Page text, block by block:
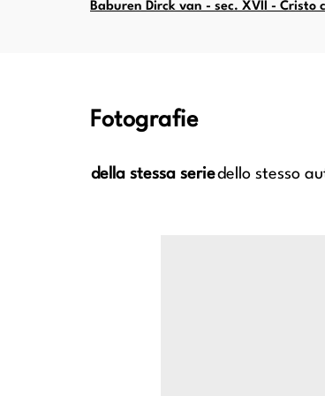
Baburen Dirck van - sec. XVII - Cristo
Fotografie
della stessa seriedello stesso